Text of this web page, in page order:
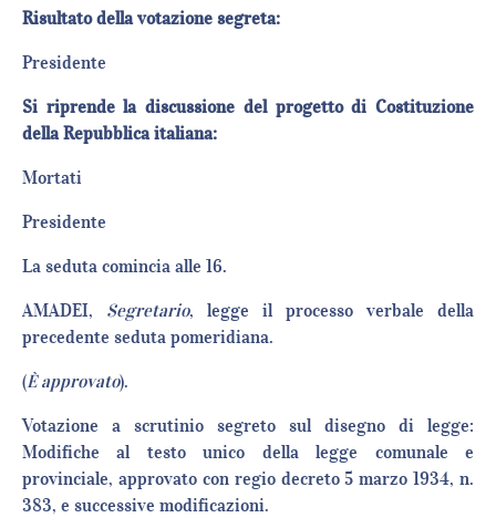
Risultato della votazione segreta:
Si riprende la discussione del progetto di Costituzione
della Repubblica italiana:
La seduta comincia alle 16.
AMADEI, Segretario, legge il processo verbale della
precedente seduta pomeridiana.
(È approvato).
Votazione a scrutinio segreto sul disegno di legge:
Modifiche al testo unico della legge comunale e
provinciale, approvato con regio decreto 5 marzo 1934, n.
383, e successive modificazioni.